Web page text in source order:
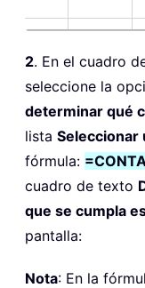
2. En el cuadro
seleccione la
determinar qué
lista Seleccionar
fórmula:
cuadro de texto
que se cumpla
pantalla:
Nota: En la